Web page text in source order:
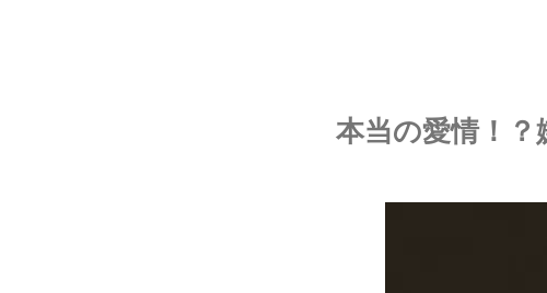
本当の愛情！